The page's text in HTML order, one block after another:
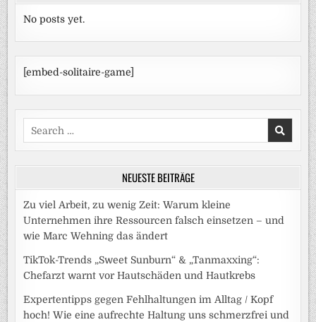
No posts yet.
[embed-solitaire-game]
Search
for:
NEUESTE BEITRÄGE
Zu viel Arbeit, zu wenig Zeit: Warum kleine
Unternehmen ihre Ressourcen falsch einsetzen – und
wie Marc Wehning das ändert
TikTok-Trends „Sweet Sunburn“ & „Tanmaxxing“:
Chefarzt warnt vor Hautschäden und Hautkrebs
Expertentipps gegen Fehlhaltungen im Alltag / Kopf
hoch! Wie eine aufrechte Haltung uns schmerzfrei und